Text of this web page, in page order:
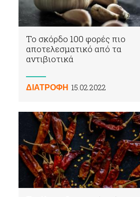
Το σκόρδο 100 φορές πιο
αποτελεσματικό από τα
αντιβιοτικά
ΔΙΑΤΡΟΦΗ 15.02.2022